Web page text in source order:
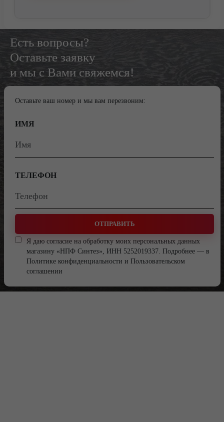
Есть вопросы?
Оставьте заявку
и мы с Вами свяжемся!
Оставьте ваш номер и мы вам перезвоним:
ИМЯ
ТЕЛЕФОН
ОТПРАВИТЬ
Я даю согласие на обработку моих персональных данных
магазину «НПФ Синтез», ИНН 5252019337. Подробнее — в
Политике конфиденциальности и Пользовательском
соглашении